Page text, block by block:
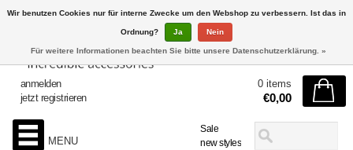
Sale
new styles
anmelden
jetzt registrieren
0 items
€0,00
MENU
Wir benutzen Cookies nur für interne Zwecke um den Webshop zu verbessern. Ist das in
Ordnung? Ja Nein
Für weitere Informationen beachten Sie bitte unsere Datenschutzerklärung. »